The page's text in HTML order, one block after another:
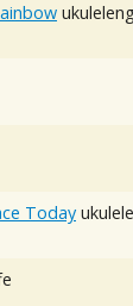
Today